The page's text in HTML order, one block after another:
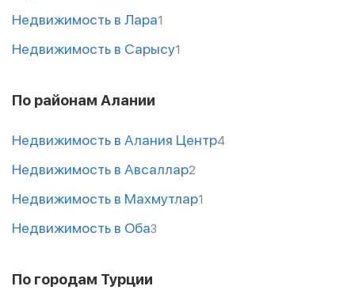
Недвижимость в Лара1
Недвижимость в Сарысу1
По районам Алании
Недвижимость в Алания Центр4
Недвижимость в Авсаллар2
Недвижимость в Махмутлар1
Недвижимость в Оба3
По городам Турции